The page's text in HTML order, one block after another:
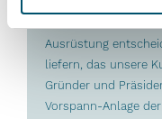
Ausrüstung
liefern, das unsere
Gründer und
Vorspann-Anlage